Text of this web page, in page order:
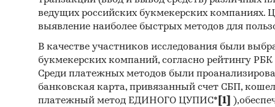
ведущих российских букмекерских компаниях.
выявление наиболее быстрых методов для
В качестве участников исследования были
букмекерских компаний, согласно рейтингу
Среди платежных методов были
банковская карта, привязанный счет СБП,
платежный метод ЕДИНОГО ЦУПИС* [1]